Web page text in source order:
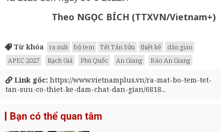
Theo NGỌC BÍCH (TTXVN/Vietnam+)
Từ khóa ra mắt bộ tem Tết Tân Sửu thiết kế
dân gian
APEC 2027
Rạch Giá Phú Quốc An Giang Báo An Giang
Link gốc: https://www.vietnamplus.vn/ra-mat-bo-tem-tet-
tan-suu-co-thiet-ke-dam-chat-dan-gian/6818...
Bạn có thể quan tâm